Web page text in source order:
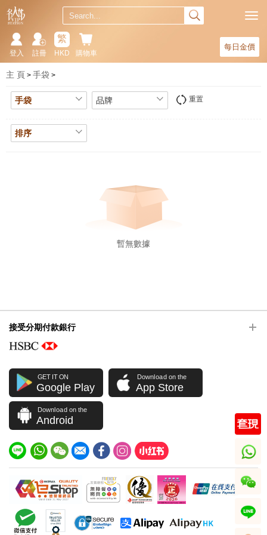
每日金價
購物車
繁
HKD
註冊
登入
主 頁 手袋
手袋 品牌 重置
排序
暫無數據
接受分期付款銀行
GET IT ON
Google Play
Download on the
App Store
Download on the
Android
whatsapp